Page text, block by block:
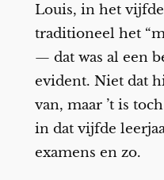
Louis, in het
traditioneel het
— dat was al een
evident. Niet dat
van, maar ’t is
in dat vijfde
examens en zo.